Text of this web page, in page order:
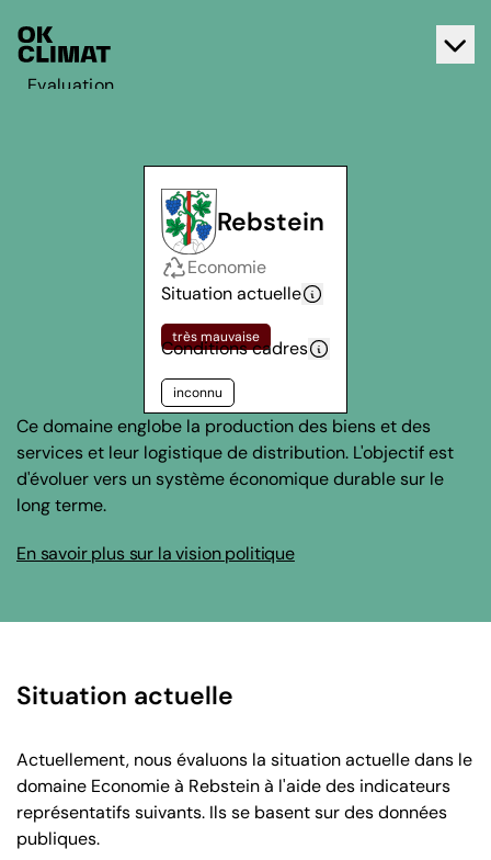
Evaluation
Rebstein
Economie
Situation actuelle
très mauvaise
Conditions cadres
inconnu
Ce domaine englobe la production des biens et des
services et leur logistique de distribution. L'objectif est
d'évoluer vers un système économique durable sur le
long terme.
En savoir plus sur la vision politique
Situation actuelle
Actuellement, nous évaluons la situation actuelle dans le
domaine Economie à Rebstein à l'aide des indicateurs
représentatifs suivants. Ils se basent sur des données
publiques.